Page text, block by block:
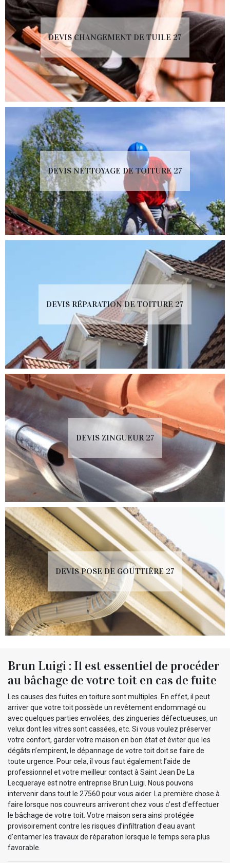
DEVIS CHANGEMENT DE TUILE 27
DEVIS NETTOYAGE DE TOITURE 27
DEVIS RÉPARATION DE TOITURE 27
DEVIS ZINGUEUR 27
DEVIS POSE DE GOUTTIÈRE 27
Brun Luigi : Il est essentiel de procéder
au bâchage de votre toit en cas de fuite
Les causes des fuites en toiture sont multiples. En effet, il peut
arriver que votre toit possède un revêtement endommagé ou
avec quelques parties envolées, des zingueries défectueuses, un
velux dont les vitres sont cassées, etc. Si vous voulez préserver
votre confort, garder votre maison en bon état et éviter que les
dégâts n’empirent, le dépannage de votre toit doit se faire de
toute urgence. Pour cela, il vous faut également l’aide de
professionnel et votre meilleur contact à Saint Jean De La
Lecqueraye est notre entreprise Brun Luigi. Nous pouvons
intervenir dans tout le 27560 pour vous aider. La première chose à
faire lorsque nos couvreurs arriveront chez vous c’est d’effectuer
le bâchage de votre toit. Votre maison sera ainsi protégée
provisoirement contre les risques d’infiltration d’eau avant
d’entamer les travaux de réparation lorsque le temps sera plus
favorable.